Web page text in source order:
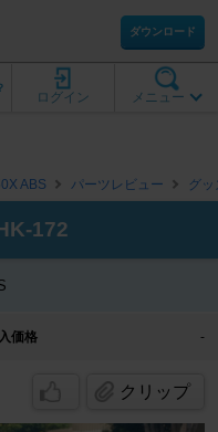
ダウンロード
メニュー
ログイン
ABS パーツレビュー グ
172
価格 -
クリップ